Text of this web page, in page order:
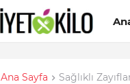
Ana Sayfa Sağlıklı